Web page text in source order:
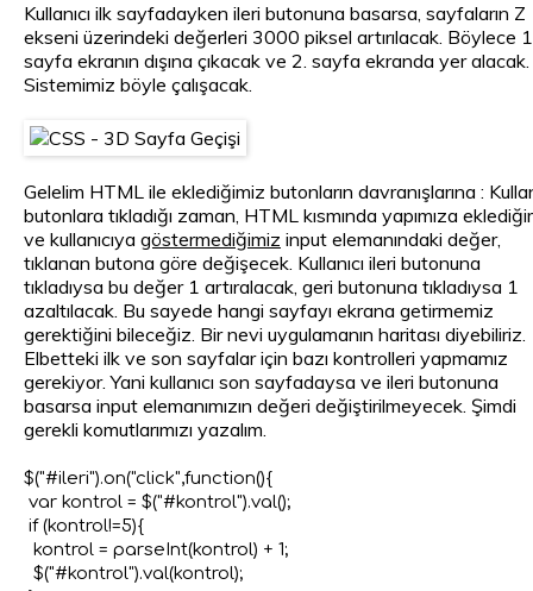
Kullanıcı ilk sayfadayken ileri butonuna basarsa, sayfaların Z
ekseni üzerindeki değerleri 3000 piksel artırılacak. Böylece
sayfa ekranın dışına çıkacak ve 2. sayfa ekranda yer alacak.
Sistemimiz böyle çalışacak.
Gelelim HTML ile eklediğimiz butonların davranışlarına :
butonlara tıkladığı zaman, HTML kısmında yapımıza
ve kullanıcıya göstermediğimiz input elemanındaki değer,
tıklanan butona göre değişecek. Kullanıcı ileri butonuna
tıkladıysa bu değer 1 artıralacak, geri butonuna tıkladıysa 1
azaltılacak. Bu sayede hangi sayfayı ekrana getirmemiz
gerektiğini bileceğiz. Bir nevi uygulamanın haritası diyebiliriz.
Elbetteki ilk ve son sayfalar için bazı kontrolleri yapmamız
gerekiyor. Yani kullanıcı son sayfadaysa ve ileri butonuna
basarsa input elemanımızın değeri değiştirilmeyecek. Şimdi
gerekli komutlarımızı yazalım.
$("#ileri").on("click",function(){
var kontrol = $("#kontrol").val();
if (kontrol!=5){
  kontrol = parseInt(kontrol) + 1;
  $("#kontrol").val(kontrol);